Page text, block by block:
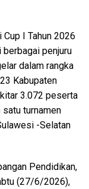
I Tahun 2026
penjuru
dalam rangka
Kabupaten
3.072 peserta
turnamen
-Selatan
Pendidikan,
(27/6/2026),